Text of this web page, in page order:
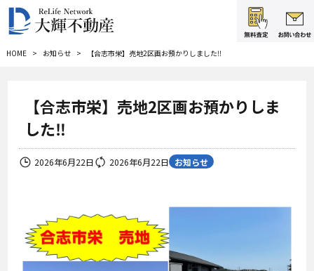
HOME お知らせ 【合志市栄】売地2区画お預かりしました‼
【合志市栄】売地2区画お預かりしま
した‼
2026年6月22日 2026年6月22日 お知らせ